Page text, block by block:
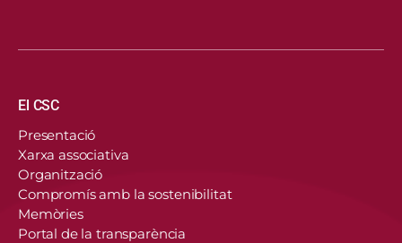
Navegació principal
El CSC
Presentació
Xarxa associativa
Organització
Compromís amb la sostenibilitat
Memòries
Portal de la transparència